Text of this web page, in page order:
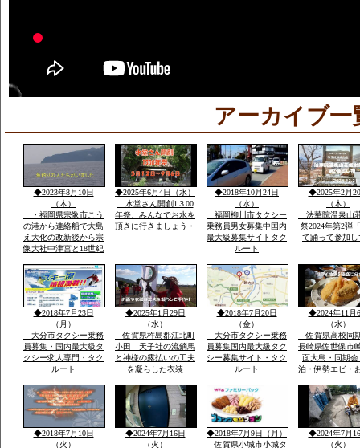
アーカイブ一
◆2023年8月10日
（木）
・福岡県宗像市こう
の港から連絡船で大島
え大化の改新後から宗
像大社中津宮と18世紀
宮遥拝所「神宿る島」
沖ノ島ユネスコ世界遺
産構成資産郡島には最
新の宗像市みなとタク
シー1台常時待機
◆2025年6月4日（水）
水堂さん開創1３00
年祭、みんなでお水を
頂きに行きましょう・
◆2018年10月24日
（水）
福岡柳川市タクシー
乗務員男女募集中国内
最大級募集サイトタク
ルート
◆2025年2月
（木）
法華院温泉山
祭2024年第2弾
て踊って参加し
◆2018年7月23日
（月）
大分市タクシー乗務
員募集・国内最大級タ
クシー求人専門・タク
ルート
◆2025年1月29日
（水）
佐賀県杵島郡江北町
小田 天子社の流鏑馬
と神様の露払いの工夫
を凝らした衣装
◆2018年7月20日
（金）
大分市タクシー乗務
員募集国内最大級タク
シー募集サイト・タク
ルート
◆2024年11月
（水）
佐賀県高校同
長崎県佐世保市
面大島・同期会
泊・伊勢エビ・
宿「港町」旅行
告・佐賀県から
西海市崎戸方面
を渡つて大島
◆2018年7月10日
（火）
◆2024年7月16日
（火）
◆2018年7月9日（月）
佐賀県小城市小城タ
◆2024年7月
（火）